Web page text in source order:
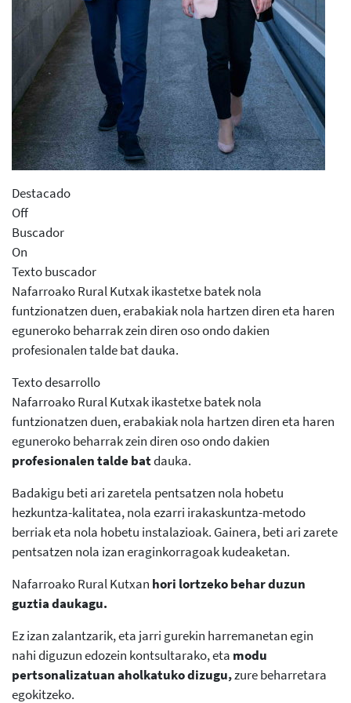
Destacado
Off
Buscador
On
Texto buscador
Nafarroako Rural Kutxak ikastetxe batek nola
funtzionatzen duen, erabakiak nola hartzen diren eta haren
eguneroko beharrak zein diren oso ondo dakien
profesionalen talde bat dauka.
Texto desarrollo
Nafarroako Rural Kutxak ikastetxe batek nola
funtzionatzen duen, erabakiak nola hartzen diren eta haren
eguneroko beharrak zein diren oso ondo dakien
profesionalen talde batdauka.
Badakigu beti ari zaretela pentsatzen nola hobetu
hezkuntza-kalitatea, nola ezarri irakaskuntza-metodo
berriak eta nola hobetu instalazioak. Gainera, beti ari zarete
pentsatzen nola izan eraginkorragoak kudeaketan.
Nafarroako Rural Kutxan hori lortzeko behar duzun
guztia daukagu.
Ez izan zalantzarik, eta jarri gurekin harremanetan egin
nahi diguzun edozein kontsultarako, eta modu
pertsonalizatuan aholkatuko dizugu,zure beharretara
egokitzeko.